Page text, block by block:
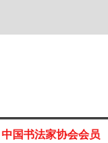
中国书法家协会会员